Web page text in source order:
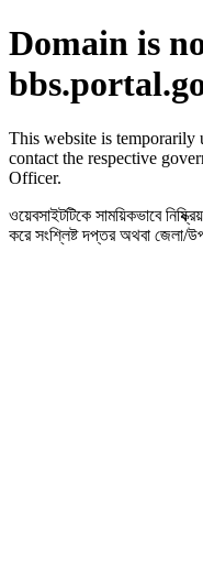
Domain is
This website is temporarily
contact the respective
Officer.
ওয়েবসাইটটিকে সাময়িকভাবে
করে সংশ্লিষ্ট দপ্তর অথবা জেলা/